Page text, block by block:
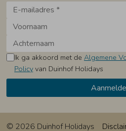
Ik ga akkoord met de Algemene
Policyvan Duinhof Holidays
© 2026 Duinhof Holidays